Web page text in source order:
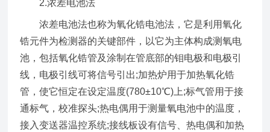
2.浓差电池法
浓差电池法也称为氧化锆电池法，它是利用氧化
锆元件为检测器的关键部件，以它为主体构成测氧电
池，包括氧化锆管及涂制在管底部的钼电极和电极引
线，电极引线可将信号引出;加热炉用于加热氧化锆
管，使它恒定在设定温度(780±10℃)上;标气管用于接
通标气，校准探头;热电偶用于测量氧电池中的温度，
接入变送器温控系统;接线板设有信号、热电偶和加热